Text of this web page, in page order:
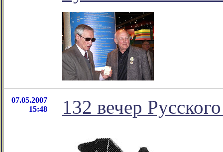
07.05.2007
15:48
132 вечер